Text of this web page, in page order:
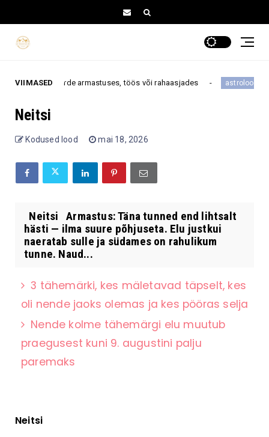
VIIMASED
suure pöörde armastuses, töös või rahaasjades astroloogia
Neitsi
Kodused lood mai 18, 2026
Neitsi Armastus: Täna tunned end lihtsalt
hästi — ilma suure põhjuseta. Elu justkui
naeratab sulle ja südames on rahulikum
tunne. Naud...
3 tähemärki, kes mäletavad täpselt, kes
oli nende jaoks olemas ja kes pööras selja
Nende kolme tähemärgi elu muutub
praegusest kuni 9. augustini palju
paremaks
Neitsi